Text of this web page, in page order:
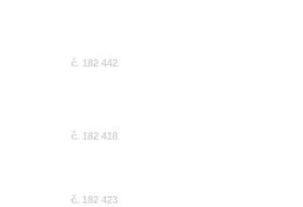
č. 182 442
č. 182 418
č. 182 423